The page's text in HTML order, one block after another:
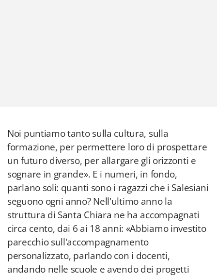
Noi puntiamo tanto sulla cultura, sulla
formazione, per permettere loro di prospettare
un futuro diverso, per allargare gli orizzonti e
sognare in grande». E i numeri, in fondo,
parlano soli: quanti sono i ragazzi che i Salesiani
seguono ogni anno? Nell'ultimo anno la
struttura di Santa Chiara ne ha accompagnati
circa cento, dai 6 ai 18 anni: «Abbiamo investito
parecchio sull'accompagnamento
personalizzato, parlando con i docenti,
andando nelle scuole e avendo dei progetti